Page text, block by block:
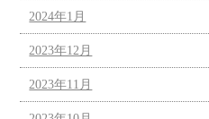
2024年1月
2023年12月
2023年11月